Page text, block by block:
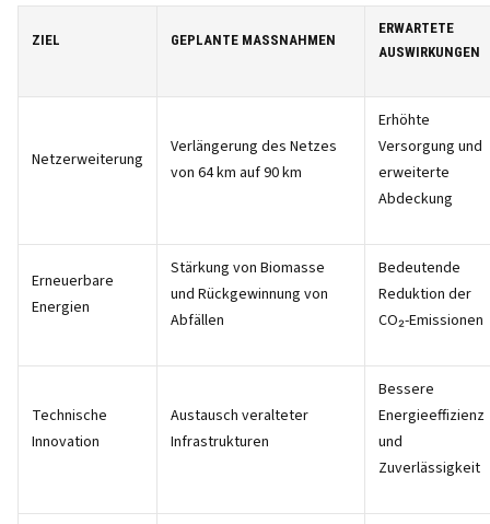
ZIEL GEPLANTE MASSNAHMEN
ERWARTETE
AUSWIRKUNGEN
Netzerweiterung
Verlängerung des Netzes
von 64 km auf 90 km
Erhöhte
Versorgung und
erweiterte
Abdeckung
Erneuerbare
Energien
Stärkung von Biomasse
und Rückgewinnung von
Abfällen
Bedeutende
Reduktion der
CO₂-Emissionen
Technische
Innovation
Austausch veralteter
Infrastrukturen
Bessere
Energieeffizienz
und
Zuverlässigkeit